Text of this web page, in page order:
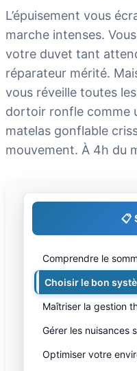
L’épuisement vous
marche intenses.
votre duvet tant
réparateur mérité.
vous réveille toutes
dortoir ronfle comme
matelas gonflable
mouvement. À 4h du
📋
Comprendre le
Choisir le bon
Maîtriser la gestion
Gérer les nuisances
Optimiser votre